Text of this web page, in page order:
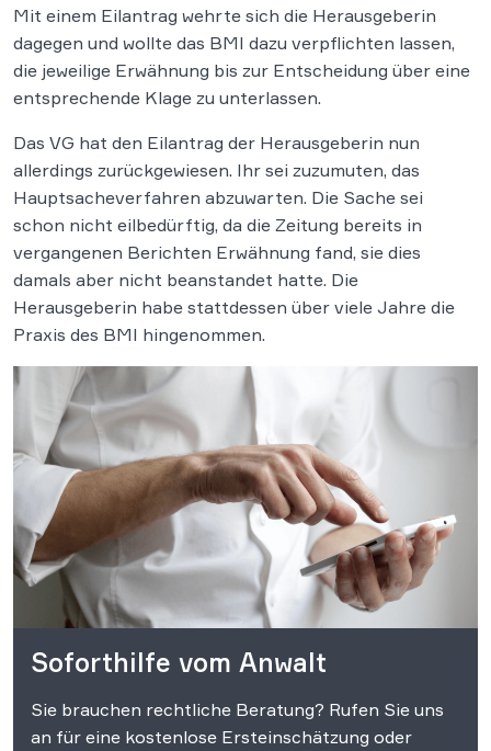
Mit einem Eilantrag wehrte sich die Herausgeberin
dagegen und wollte das BMI dazu verpflichten lassen,
die jeweilige Erwähnung bis zur Entscheidung über eine
entsprechende Klage zu unterlassen.
Das VG hat den Eilantrag der Herausgeberin nun
allerdings zurückgewiesen. Ihr sei zuzumuten, das
Hauptsacheverfahren abzuwarten. Die Sache sei
schon nicht eilbedürftig, da die Zeitung bereits in
vergangenen Berichten Erwähnung fand, sie dies
damals aber nicht beanstandet hatte. Die
Herausgeberin habe stattdessen über viele Jahre die
Praxis des BMI hingenommen.
Soforthilfe vom Anwalt
Sie brauchen rechtliche Beratung? Rufen Sie uns
an für eine kostenlose Ersteinschätzung oder